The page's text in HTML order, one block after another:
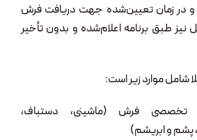
و در زمان تعیین‌شده جهت دریافت فرش
طبق برنامه اعلام‌شده و بدون تأخیر
شامل موارد زیر است:
فرش (ماشینی، دستباف،
پشم و ابریشم)